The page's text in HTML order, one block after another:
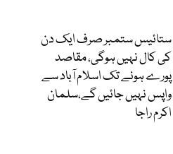
ستائیس ستمبر صرف ایک دن
کی کال نہیں ہوگی، مقاصد
پورے ہونے تک اسلام آباد سے
واپس نہیں جائیں گے،سلمان
اکرم راجا